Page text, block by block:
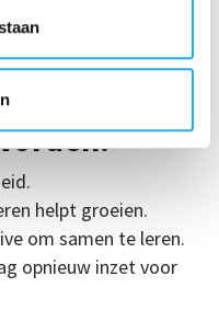
en ondersteunt
ruimte om te groeien
je past
helpt groeien.
om samen te leren.
opnieuw inzet voor